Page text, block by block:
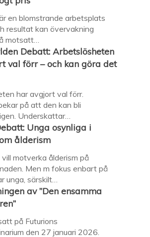
en blomstrande arbetsplats
resultat kan övervakning
motsatt…
Debatt: Arbetslösheten
val förr – och kan göra det
har avgjort val förr.
på att den kan bli
Underskattar…
Unga osynliga i
ålderism
motverka ålderism på
Men m fokus enbart på
unga, särskilt…
av ”Den ensamma
på Futurions
den 27 januari 2026.